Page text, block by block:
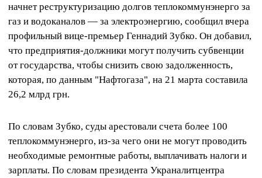
начнет реструктуризацию долгов теплокоммунэнерго за
газ и водоканалов — за электроэнергию, сообщил вчера
профильный вице-премьер Геннадий Зубко. Он добавил,
что предприятия-должники могут получить субвенции
от государства, чтобы снизить свою задолженность,
которая, по данным "Нафтогаза", на 21 марта составила
26,2 млрд грн.
По словам Зубко, суды арестовали счета более 100
теплокоммунэнерго, из-за чего они не могут проводить
необходимые ремонтные работы, выплачивать налоги и
зарплаты. По словам президента Украналитцентра